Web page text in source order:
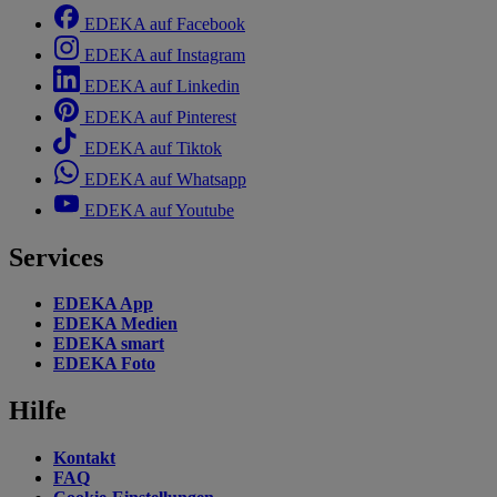
EDEKA auf Facebook
EDEKA auf Instagram
EDEKA auf Linkedin
EDEKA auf Pinterest
EDEKA auf Tiktok
EDEKA auf Whatsapp
EDEKA auf Youtube
Services
EDEKA App
EDEKA Medien
EDEKA smart
EDEKA Foto
Hilfe
Kontakt
FAQ